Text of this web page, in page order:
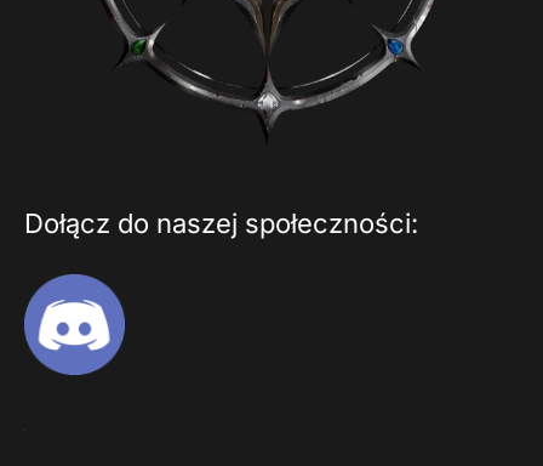
Dołącz do naszej społeczności: